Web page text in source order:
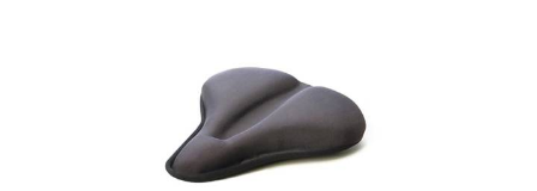
beim Suchen und vor allem weiter viel Spaß und
Erfolg beim Fitness & Training!